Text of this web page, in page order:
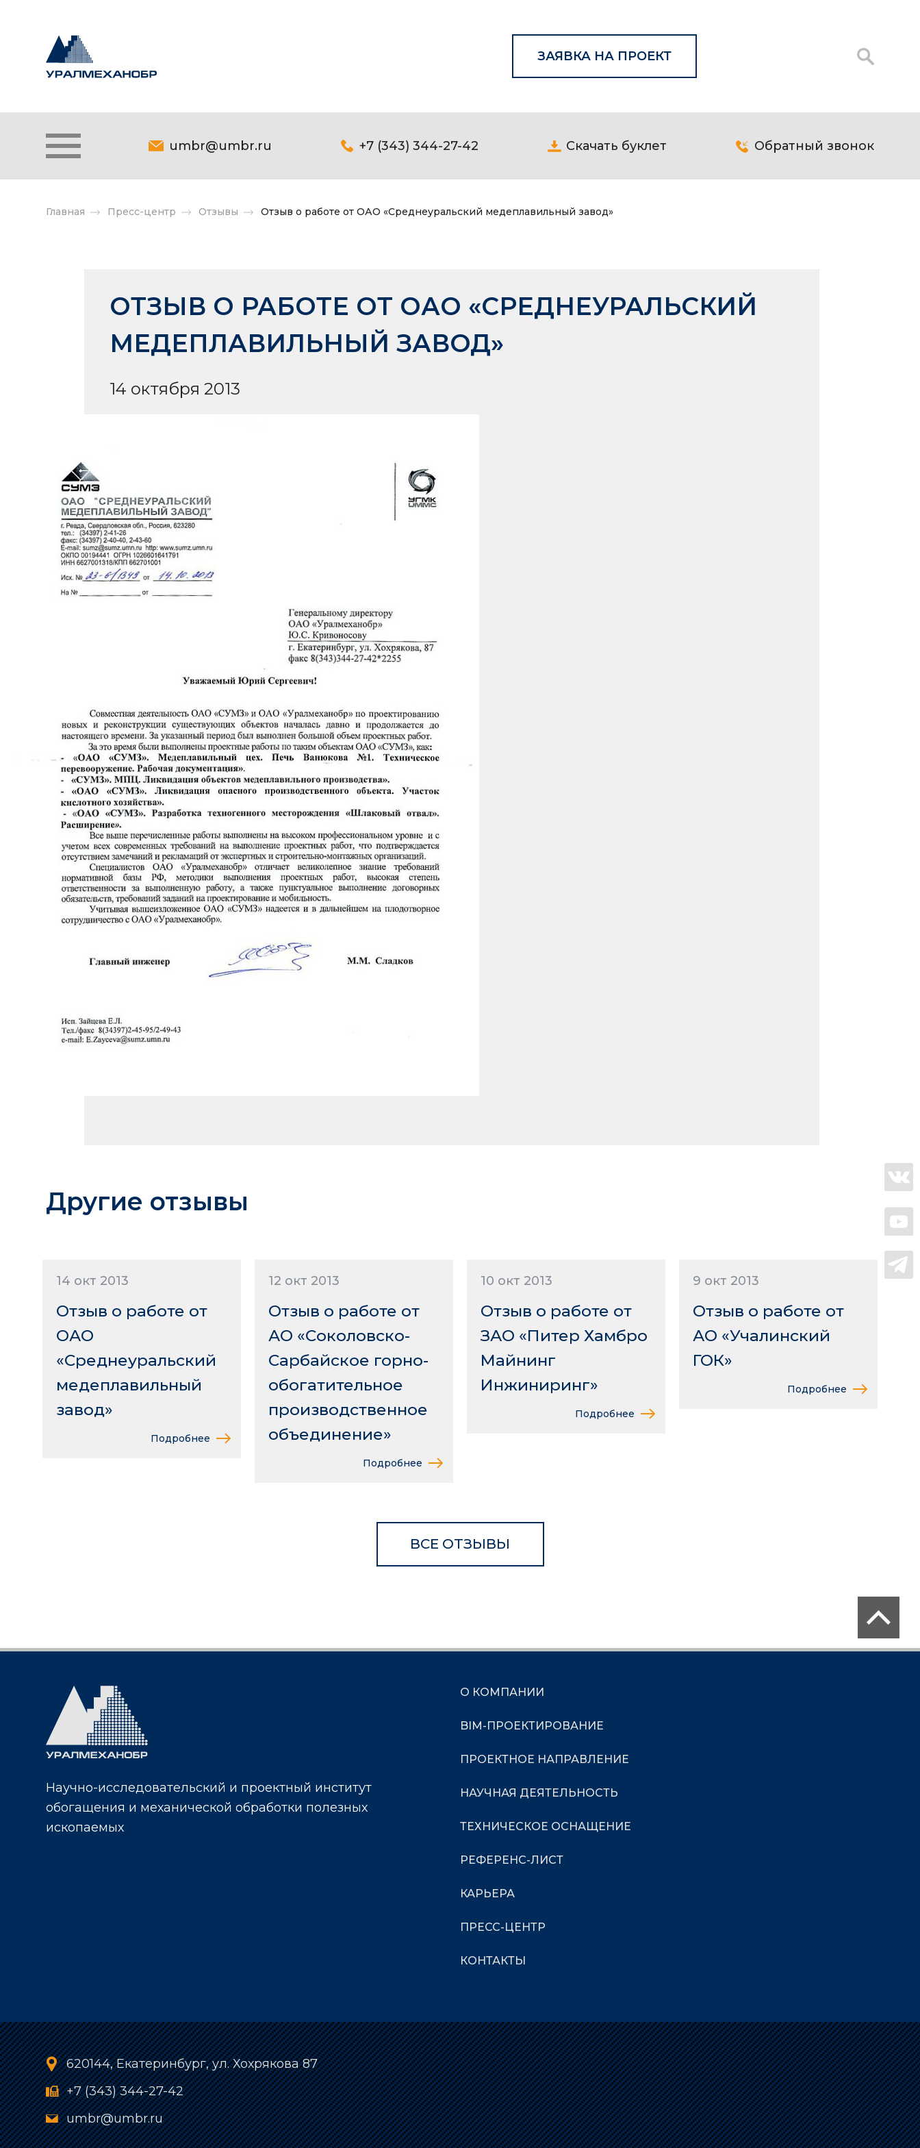
ЗАЯВКА НА ПРОЕКТ
umbr@umbr.ru +7 (343) 344-27-42 Скачать буклет Обратный звонок
Главная Пресс-центр Отзывы Отзыв о работе от ОАО «Среднеуральский медеплавильный завод»
ОТЗЫВ О РАБОТЕ ОТ ОАО «СРЕДНЕУРАЛЬСКИЙ
МЕДЕПЛАВИЛЬНЫЙ ЗАВОД»
14 октября 2013
Другие отзывы
14 окт 2013
Отзыв о работе от
ОАО
«Среднеуральский
медеплавильный
завод»
Подробнее
12 окт 2013
Отзыв о работе от
АО «Соколовско-
Сарбайское горно-
обогатительное
производственное
объединение»
Подробнее
10 окт 2013
Отзыв о работе от
ЗАО «Питер Хамбро
Майнинг
Инжиниринг»
Подробнее
9 окт 2013
Отзыв о работе от
АО «Учалинский
ГОК»
Подробнее
ВСЕ ОТЗЫВЫ
Научно-исследовательский и проектный институт
обогащения и механической обработки полезных
ископаемых
О КОМПАНИИ
BIM-ПРОЕКТИРОВАНИЕ
ПРОЕКТНОЕ НАПРАВЛЕНИЕ
НАУЧНАЯ ДЕЯТЕЛЬНОСТЬ
ТЕХНИЧЕСКОЕ ОСНАЩЕНИЕ
РЕФЕРЕНС-ЛИСТ
КАРЬЕРА
ПРЕСС-ЦЕНТР
КОНТАКТЫ
620144, Екатеринбург, ул. Хохрякова 87
+7 (343) 344-27-42
umbr@umbr.ru